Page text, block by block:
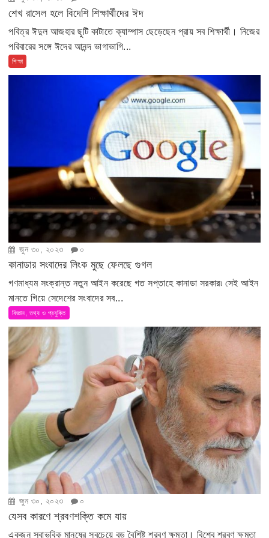
শেখ রাসেল হলে বিদেশি শিক্ষার্থীদের ঈদ
পবিত্র ঈদুল আজহার ছুটি কাটাতে ক্যাম্পাস ছেড়েছেন প্রায় সব শিক্ষার্থী। নিজের
পরিবারের সঙ্গে ঈদের আনন্দ ভাগাভাগি...
শিক্ষা
জুন ৩০, ২০২৩ ০
কানাডার সংবাদের লিংক মুছে ফেলছে গুগল
গণমাধ্যম সংক্রান্ত নতুন আইন করেছে গত সপ্তাহে কানাডা সরকার৷ সেই আইন
মানতে গিয়ে সেদেশের সংবাদের সব...
বিজ্ঞান, তথ্য ও প্রযুক্তি
জুন ৩০, ২০২৩ ০
যেসব কারণে শ্রবণশক্তি কমে যায়
একজন স্বাভবিক মানুষের সবচেয়ে বড় বৈশিষ্ট শ্রবণ ক্ষমতা। বিশ্বে শ্রবণ ক্ষমতা